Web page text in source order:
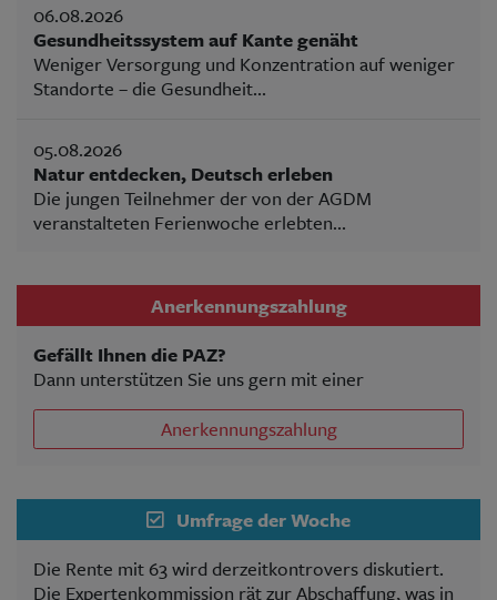
06.08.2026
Gesundheitssystem auf Kante genäht
Weniger Versorgung und Konzentration auf weniger
Standorte – die Gesundheit...
05.08.2026
Natur entdecken, Deutsch erleben
Die jungen Teilnehmer der von der AGDM
veranstalteten Ferienwoche erlebten...
Anerkennungszahlung
Gefällt Ihnen die PAZ?
Dann unterstützen Sie uns gern mit einer
Anerkennungszahlung
Umfrage der Woche
Die Rente mit 63 wird derzeitkontrovers diskutiert.
Die Expertenkommission rät zur Abschaffung, was in